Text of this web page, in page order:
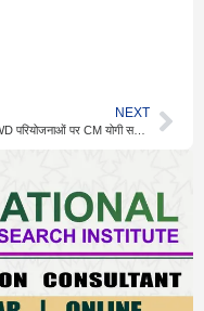
NEXT
बरेली PWD परियोजनाओं पर CM योगी सख्त, 15 अगस्त से काम शुरू